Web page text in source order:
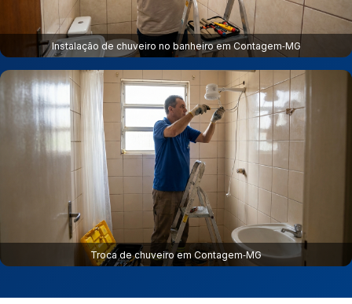
Instalação de chuveiro no banheiro em Contagem‑MG
Troca de chuveiro em Contagem‑MG